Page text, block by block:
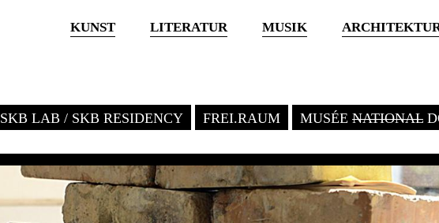
KUNST LITERATUR MUSIK
SKB LAB / SKB RESIDENCY FREI.RAUM MUSÉE NATIONAL